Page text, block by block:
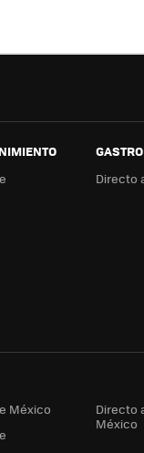
Directo
México
Directo
México